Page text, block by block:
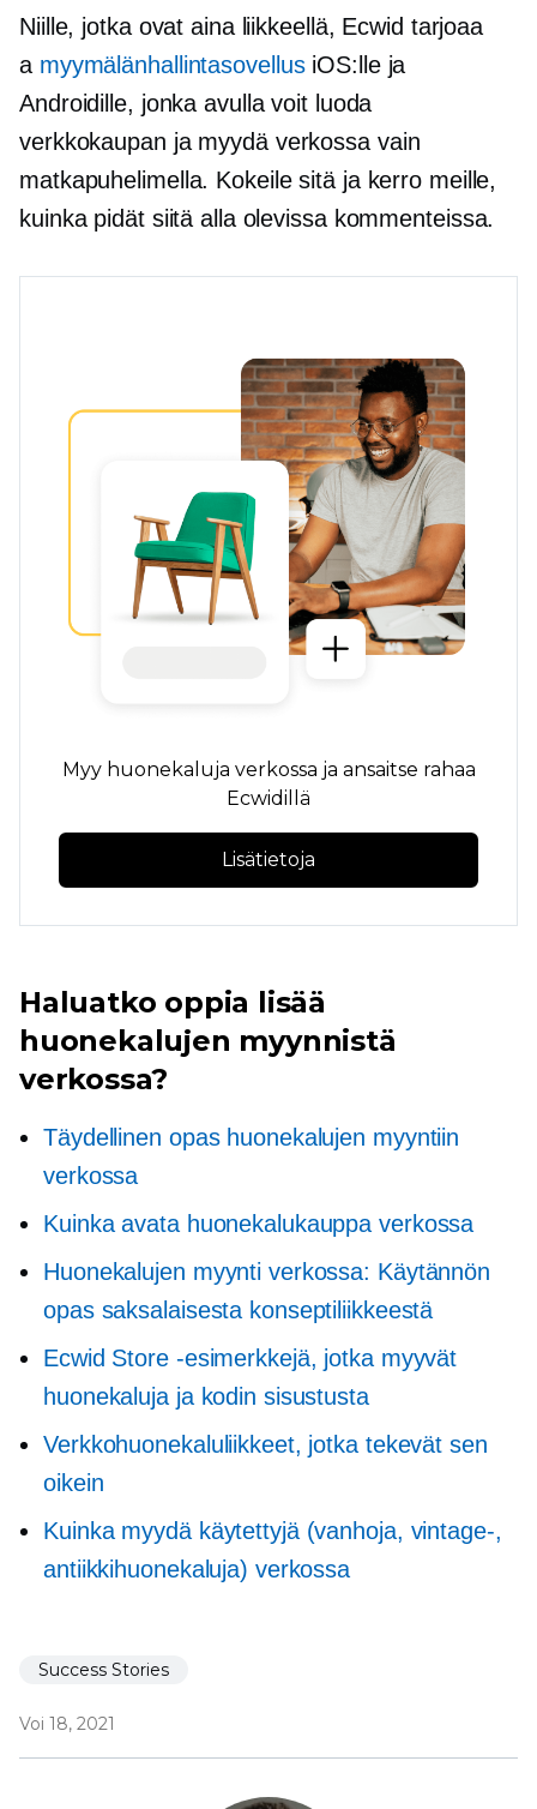
Niille, jotka ovat aina liikkeellä, Ecwid tarjoaa
a myymälänhallintasovellusiOS:lle ja
Androidille, jonka avulla voit luoda
verkkokaupan ja myydä verkossa vain
matkapuhelimella. Kokeile sitä ja kerro meille,
kuinka pidät siitä alla olevissa kommenteissa.
Myy huonekaluja verkossa ja ansaitse rahaa
Ecwidillä
Lisätietoja
Haluatko oppia lisää
huonekalujen myynnistä
verkossa?
Täydellinen opas huonekalujen myyntiin
verkossa
Kuinka avata huonekalukauppa verkossa
Huonekalujen myynti verkossa: Käytännön
opas saksalaisesta konseptiliikkeestä
Ecwid Store -esimerkkejä, jotka myyvät
huonekaluja ja kodin sisustusta
Verkkohuonekaluliikkeet, jotka tekevät sen
oikein
Kuinka myydä käytettyjä (vanhoja, vintage-,
antiikkihuonekaluja) verkossa
Success Stories
Voi 18, 2021